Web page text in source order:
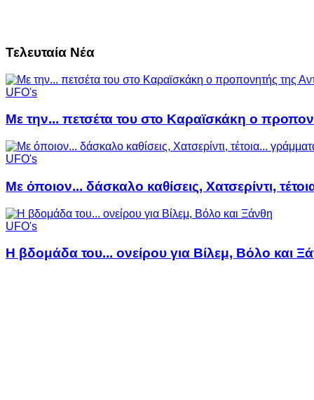
Τελευταία Νέα
UFO's
Με την... πετσέτα του στο Καραϊσκάκη ο
UFO's
Με όποιον... δάσκαλο καθίσεις, Χατσερίντι,
UFO's
Η βδομάδα του... ονείρου για Βίλεμ, Βόλο και